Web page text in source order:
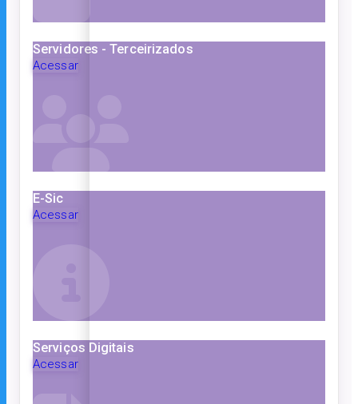
Servidores - Terceirizados
Acessar
E-Sic
Acessar
Serviços Digitais
Acessar